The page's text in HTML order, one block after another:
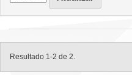
Resultado 1-2 de 2.